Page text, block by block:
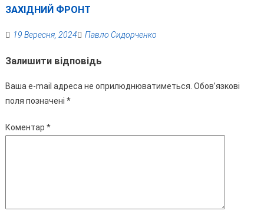
ЗАХІДНИЙ ФРОНТ
19 Вересня, 2024 Павло Сидорченко
Залишити відповідь
Ваша e-mail адреса не оприлюднюватиметься. Обов’язкові
поля позначені *
Коментар *